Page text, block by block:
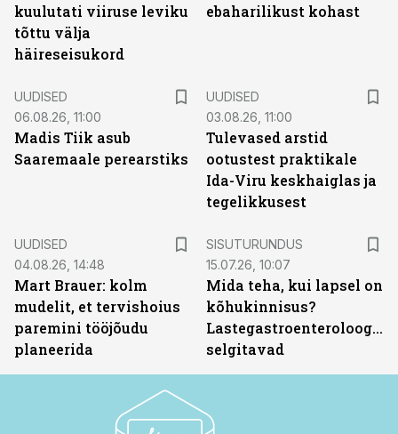
kuulutati viiruse leviku
tõttu välja
häireseisukord
ebaharilikust kohast
UUDISED
06.08.26, 11:00
Madis Tiik asub
Saaremaale perearstiks
UUDISED
03.08.26, 11:00
Tulevased arstid
ootustest praktikale
Ida-Viru keskhaiglas ja
tegelikkusest
UUDISED
04.08.26, 14:48
Mart Brauer: kolm
mudelit, et tervishoius
paremini tööjõudu
planeerida
SISUTURUNDUS
15.07.26, 10:07
Mida teha, kui lapsel on
kõhukinnisus?
Lastegastroenteroloogid
selgitavad